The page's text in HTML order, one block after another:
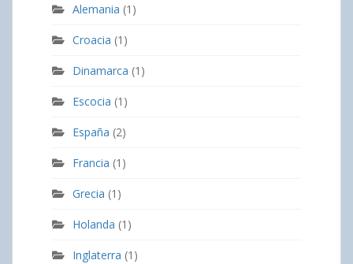
Alemania (1)
Croacia (1)
Dinamarca (1)
Escocia (1)
España (2)
Francia (1)
Grecia (1)
Holanda (1)
Inglaterra (1)